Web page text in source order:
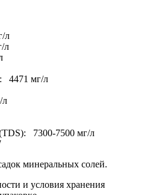
л
л
4471 мг/л
л
7300-7500 мг/л
минеральных солей.
и условия хранения